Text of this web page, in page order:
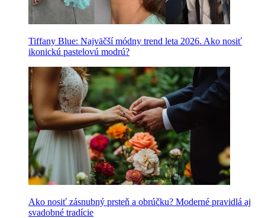
Tiffany Blue: Najväčší módny trend leta 2026. Ako nosiť
ikonickú pastelovú modrú?
Ako nosiť zásnubný prsteň a obrúčku? Moderné pravidlá aj
svadobné tradície